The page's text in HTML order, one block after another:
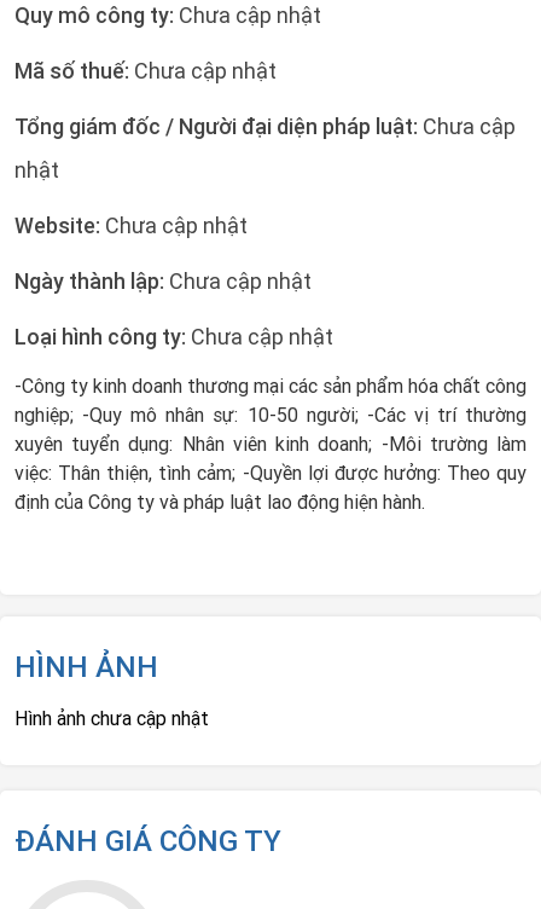
Quy mô công ty: Chưa cập nhật
Mã số thuế: Chưa cập nhật
Tổng giám đốc / Người đại diện pháp luật: Chưa cập
nhật
Website: Chưa cập nhật
Ngày thành lập: Chưa cập nhật
Loại hình công ty: Chưa cập nhật
-Công ty kinh doanh thương mại các sản phẩm hóa chất công
nghiệp; -Quy mô nhân sự: 10-50 người; -Các vị trí thường
xuyên tuyển dụng: Nhân viên kinh doanh; -Môi trường làm
việc: Thân thiện, tình cảm; -Quyền lợi được hưởng: Theo quy
định của Công ty và pháp luật lao động hiện hành.
HÌNH ẢNH
Hình ảnh chưa cập nhật
ĐÁNH GIÁ CÔNG TY